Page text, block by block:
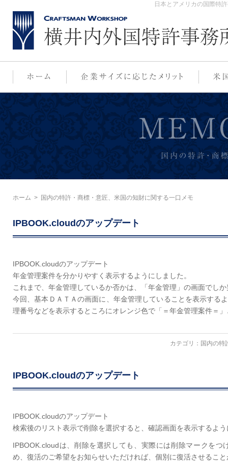
日本とアメリカの国際特
ホーム > 国内の特許・商標・意匠、米国の知財に関する一口メモ
IPBOOK.cloudのアップデート
IPBOOK.cloudのアップデート
年金管理案件を分かりやすく表示するようにしました。
これまで、年金管理しているか否かは、「年金管理」の画面でし
今回、基本ＤＡＴＡの画面に、年金管理していることを表示する
理番号などを表示するところにオレンジ色で「＝年金管理案件＝
カテゴリ： 国内の特
IPBOOK.cloudのアップデート
IPBOOK.cloudのアップデート
検索後のリスト表示で削除を選択すると、確認画面を表示するよ
IPBOOK.cloudは、削除を選択しても、実際には削除マークを
め、復活のご希望をお知らせいただければ、個別に復活させるこ